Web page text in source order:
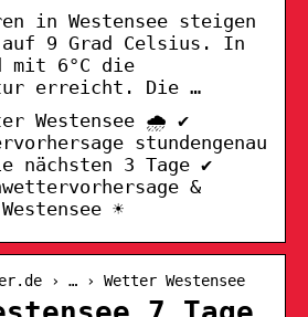
in Westensee steigen
auf 9 Grad Celsius. In
mit 6°C die
erreicht. Die …
Westensee 🌧️ ✔
stundengenau
nächsten 3 Tage ✔
&
☀
› … › Wetter Westensee